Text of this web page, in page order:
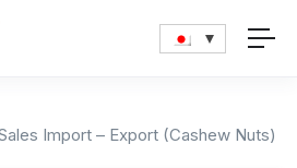
Import – Export (Cashew Nuts)